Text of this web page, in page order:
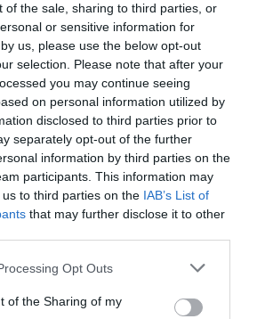
of the sale, sharing to third parties, or
or sensitive information for
us, please use the below opt-out
selection. Please note that after your
you may continue seeing
on personal information utilized by
disclosed to third parties prior to
separately opt-out of the further
information by third parties on the
participants. This information may
to third parties on the IAB’s List of
that may further disclose it to other
website/app uses one or more Google
or usage behaviour. You may click to
Opt Outs
of the Sharing of my
azonban a
163%-át is biztosítja. Kutatások
a szív egészségét és
is!
22 gramm szénhidrátot
gyümölcs olyan ásványi
mint a réz, amely segít a csontok
vagy grillezve is